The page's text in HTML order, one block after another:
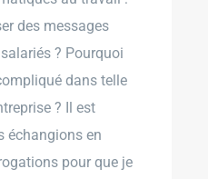
des messages
? Pourquoi
dans telle
? Il est
échangions en
pour que je